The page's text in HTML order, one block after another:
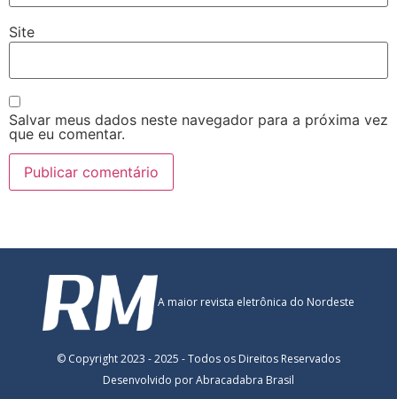
Site
Salvar meus dados neste navegador para a próxima vez
que eu comentar.
A maior revista eletrônica do Nordeste
© Copyright 2023 - 2025 - Todos os Direitos Reservados
Desenvolvido por Abracadabra Brasil